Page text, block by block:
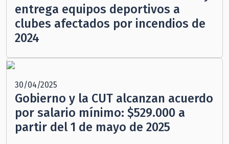
entrega equipos deportivos a
clubes afectados por incendios de
2024
30/04/2025
Gobierno y la CUT alcanzan acuerdo
por salario mínimo: $529.000 a
partir del 1 de mayo de 2025